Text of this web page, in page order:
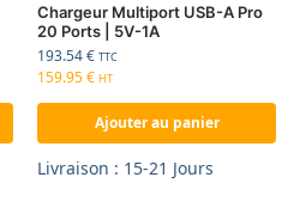
Chargeur Multiport USB-A Pro
20 Ports | 5V-1A
193.54€ TTC
159.95€ HT
Ajouter au panier
Livraison : 15-21 Jours